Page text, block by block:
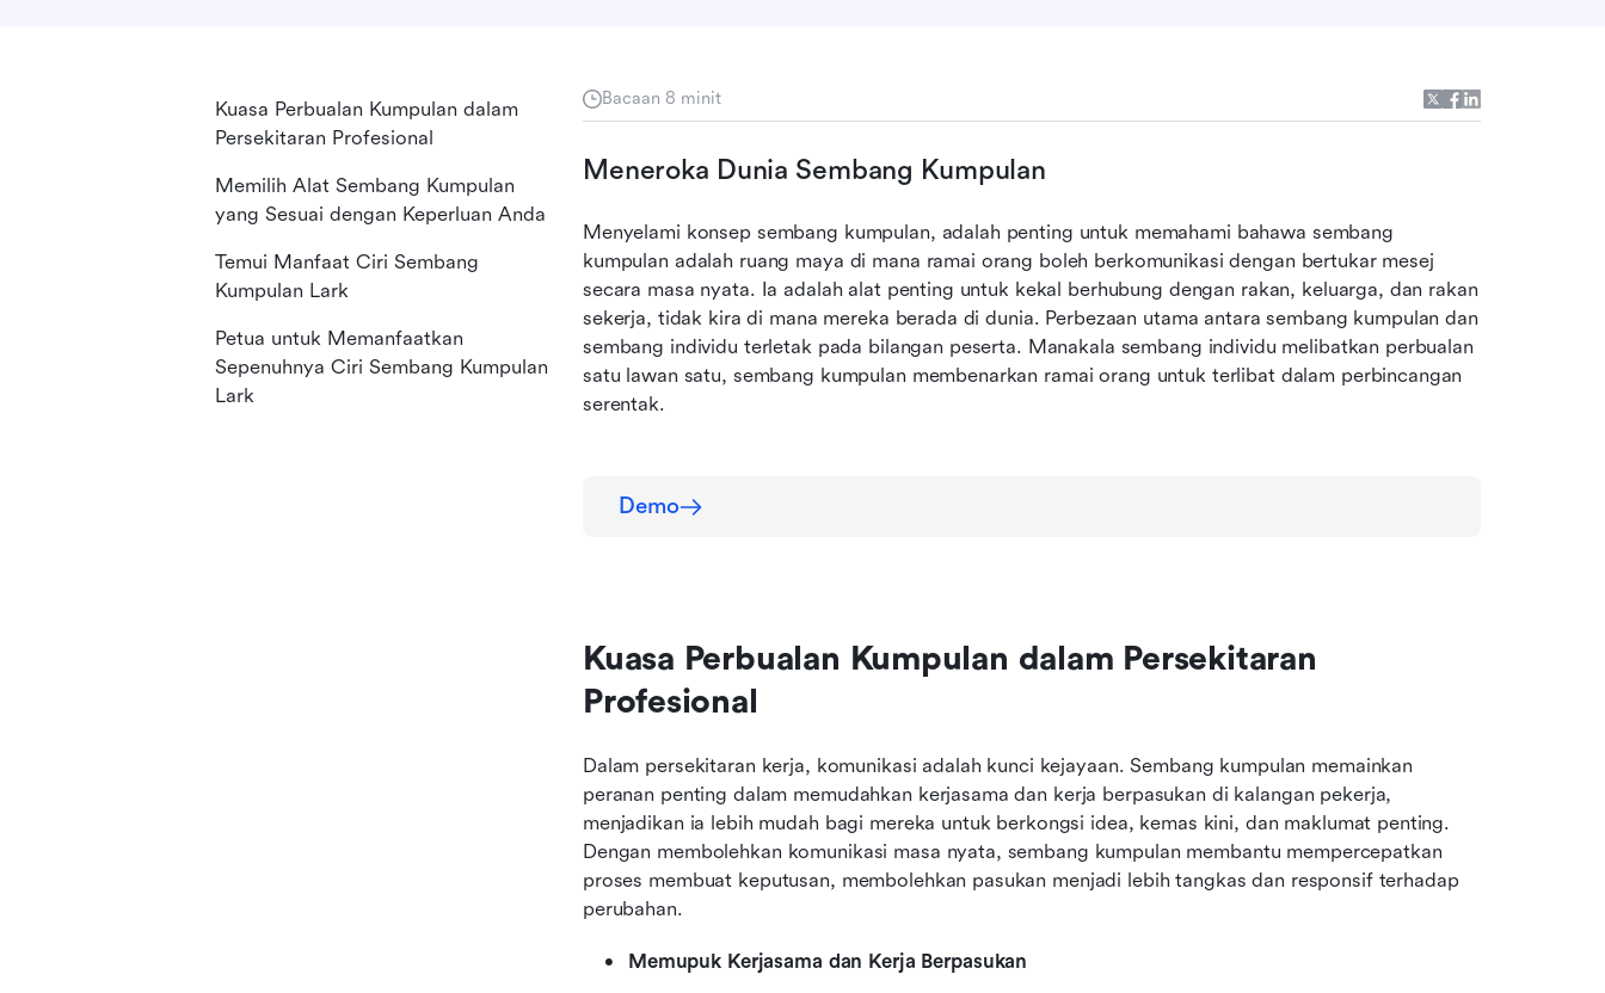
Bacaan 8 minit
Meneroka Dunia Sembang Kumpulan
Menyelami konsep sembang kumpulan, adalah penting untuk memahami bahawa sembang
kumpulan adalah ruang maya di mana ramai orang boleh berkomunikasi dengan bertukar mesej
secara masa nyata. Ia adalah alat penting untuk kekal berhubung dengan rakan, keluarga, dan rakan
sekerja, tidak kira di mana mereka berada di dunia. Perbezaan utama antara sembang kumpulan dan
sembang individu terletak pada bilangan peserta. Manakala sembang individu melibatkan perbualan
satu lawan satu, sembang kumpulan membenarkan ramai orang untuk terlibat dalam perbincangan
serentak.
Demo
Kuasa Perbualan Kumpulan dalam Persekitaran
Profesional
Dalam persekitaran kerja, komunikasi adalah kunci kejayaan. Sembang kumpulan memainkan
peranan penting dalam memudahkan kerjasama dan kerja berpasukan di kalangan pekerja,
menjadikan ia lebih mudah bagi mereka untuk berkongsi idea, kemas kini, dan maklumat penting.
Dengan membolehkan komunikasi masa nyata, sembang kumpulan membantu mempercepatkan
proses membuat keputusan, membolehkan pasukan menjadi lebih tangkas dan responsif terhadap
perubahan.
Memupuk Kerjasama dan Kerja Berpasukan
Kuasa Perbualan Kumpulan dalam
Persekitaran Profesional
Memilih Alat Sembang Kumpulan
yang Sesuai dengan Keperluan Anda
Temui Manfaat Ciri Sembang
Kumpulan Lark
Petua untuk Memanfaatkan
Sepenuhnya Ciri Sembang Kumpulan
Lark